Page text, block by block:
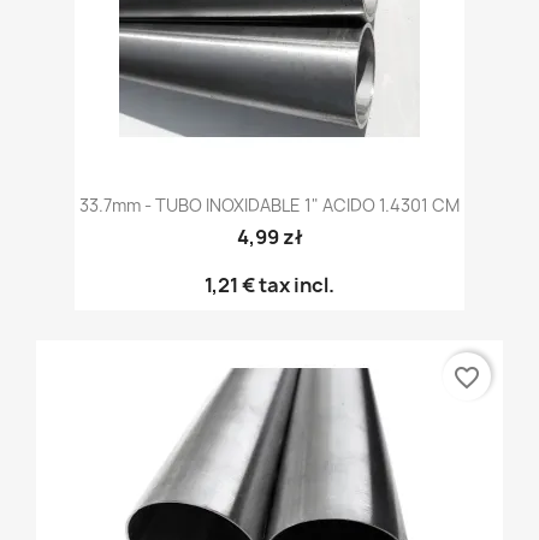
33.7mm - TUBO INOXIDABLE 1" ACIDO 1.4301 CM
4,99 zł
1,21 €tax incl.
favorite_border